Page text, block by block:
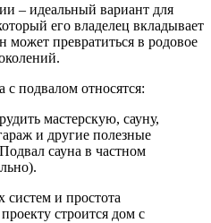
– идеальный вариант для
его владелец вкладывает
может превратиться в родовое
подвалом относятся:
мастерскую, сауну,
и другие полезные
сауна в частном
и простота
строится дом с